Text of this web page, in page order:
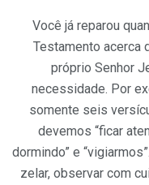
Você já reparou
Testamento acerca
próprio Senhor
necessidade. Por
somente seis
devemos “ficar
dormindo” e
zelar, observar com